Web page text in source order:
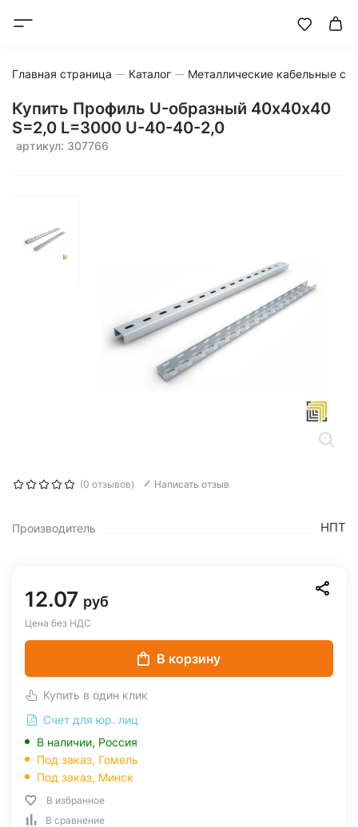
Главная страница Каталог Металлические кабельные
Купить Профиль U-образный 40х40х40
S=2,0 L=3000 U-40-40-2,0
артикул: 307766
(0 отзывов) Написать отзыв
Производитель НПТ
12.07 руб
Цена без НДС
В корзину
Купить в один клик
Счет для юр. лиц
В наличии, Россия
Под заказ, Гомель
Под заказ, Минск
В избранное
В сравнение